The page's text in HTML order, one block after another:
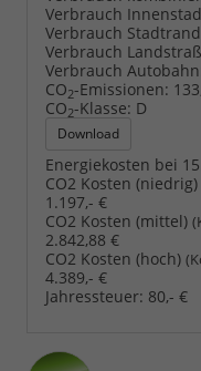
Verbrauch
Verbrauch
Verbrauch
Verbrauch
CO2-Emissionen:
CO2-Klasse: D
Download
Energiekosten bei
CO2 Kosten (niedrig)
1.197,- €
CO2 Kosten (mittel)
2.842,88 €
CO2 Kosten (hoch)
4.389,- €
Jahressteuer: 80,- €